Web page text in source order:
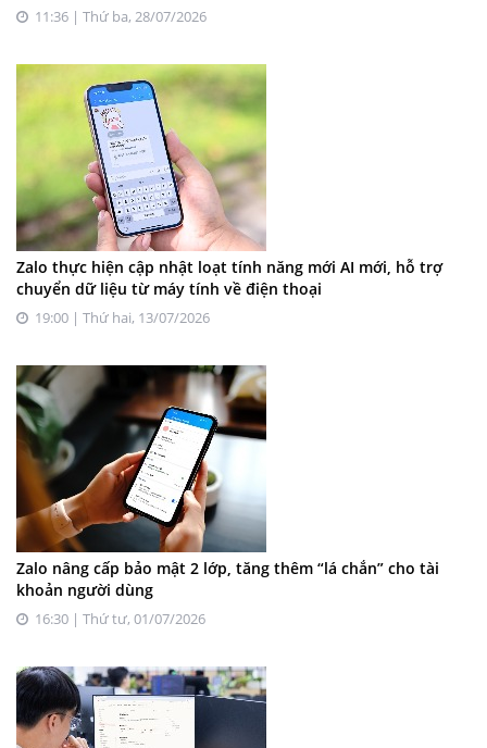
11:36 | Thứ ba, 28/07/2026
Zalo thực hiện cập nhật loạt tính năng mới AI mới, hỗ trợ
chuyển dữ liệu từ máy tính về điện thoại
19:00 | Thứ hai, 13/07/2026
Zalo nâng cấp bảo mật 2 lớp, tăng thêm “lá chắn” cho tài
khoản người dùng
16:30 | Thứ tư, 01/07/2026